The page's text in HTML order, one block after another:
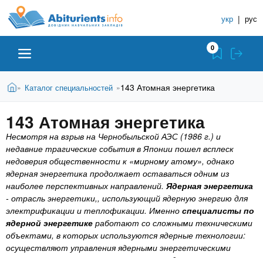
A
b
i
t
u
r
i
e
п
р
в
о
н
и
к
У
ч
е
б
н
укр | рус
Абитуриенту
Вузы
Колледжи
Курсы
Частные школы
0
В
д
е
с
ь
Главная
» Каталог специальностей »143 Атомная энергетика
143 Атомная энергетика
Несмотря на взрыв на Чернобыльской АЭС (1986 г.) и
недавние трагические события в Японии пошел всплеск
недоверия общественности к «мирному атому», однако
ядерная энергетика продолжает оставаться одним из
наиболее перспективных направлений. Ядерная энергетика
- отрасль энергетики,, использующий ядерную энергию для
электрификации и теплофикации. Именно специалисты по
ядерной энергетике работают со сложными техническими
объектами, в которых используются ядерные технологии:
осуществляют управления ядерными энергетическими